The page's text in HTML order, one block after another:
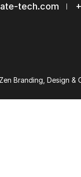
tech.com
Zen Branding, Design &